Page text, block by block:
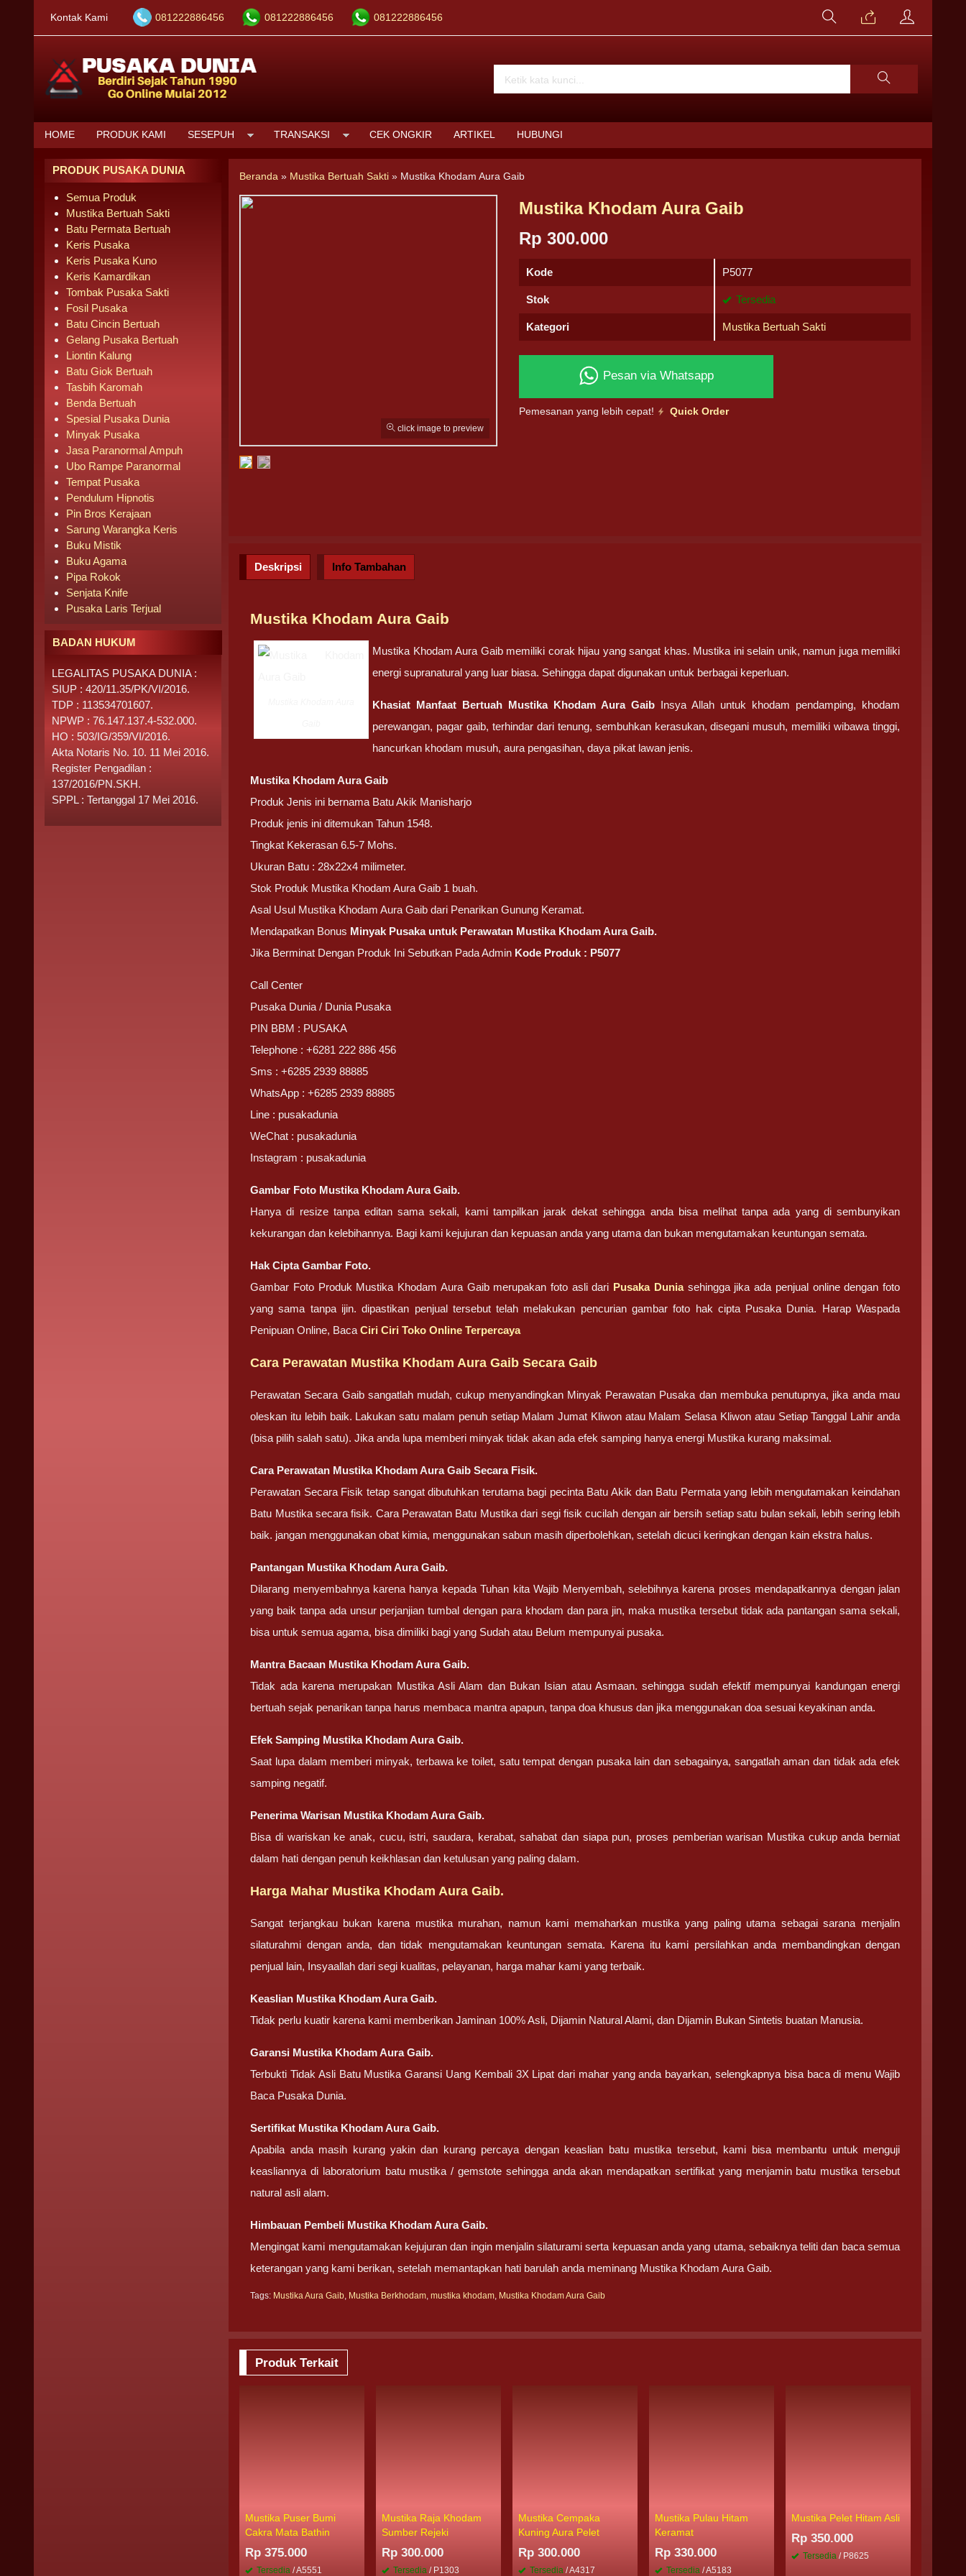
Kontak Kami 081222886456 081222886456 081222886456
HOME PRODUK KAMI SESEPUH TRANSAKSI CEK ONGKIR ARTIKEL HUBUNGI
Beranda » Mustika Bertuah Sakti » Mustika Khodam Aura Gaib
click image to preview
Mustika Khodam Aura Gaib
Rp 300.000
Kode P5077
Stok Tersedia
Kategori Mustika Bertuah Sakti
Pesan via Whatsapp
Pemesanan yang lebih cepat! Quick Order
Deskripsi Info Tambahan
Mustika Khodam Aura Gaib
Mustika Khodam Aura Gaib memiliki corak hijau yang sangat khas. Mustika ini selain unik, namun juga memiliki
energi supranatural yang luar biasa. Sehingga dapat digunakan untuk berbagai keperluan.
Khasiat Manfaat Bertuah Mustika Khodam Aura Gaib Insya Allah untuk khodam pendamping, khodam
perewangan, pagar gaib, terhindar dari tenung, sembuhkan kerasukan, disegani musuh, memiliki wibawa tinggi,
hancurkan khodam musuh, aura pengasihan, daya pikat lawan jenis.
Mustika Khodam Aura Gaib
Produk Jenis ini bernama Batu Akik Manisharjo
Produk jenis ini ditemukan Tahun 1548.
Tingkat Kekerasan 6.5-7 Mohs.
Ukuran Batu : 28x22x4 milimeter.
Stok Produk Mustika Khodam Aura Gaib 1 buah.
Asal Usul Mustika Khodam Aura Gaib dari Penarikan Gunung Keramat.
Mendapatkan Bonus Minyak Pusaka untuk Perawatan Mustika Khodam Aura Gaib.
Jika Berminat Dengan Produk Ini Sebutkan Pada Admin Kode Produk : P5077
Call Center
Pusaka Dunia / Dunia Pusaka
PIN BBM : PUSAKA
Telephone : +6281 222 886 456
Sms : +6285 2939 88885
WhatsApp : +6285 2939 88885
Line : pusakadunia
WeChat : pusakadunia
Instagram : pusakadunia
Gambar Foto Mustika Khodam Aura Gaib.
Hanya di resize tanpa editan sama sekali, kami tampilkan jarak dekat sehingga anda bisa melihat tanpa ada yang di sembunyikan
kekurangan dan kelebihannya. Bagi kami kejujuran dan kepuasan anda yang utama dan bukan mengutamakan keuntungan semata.
Hak Cipta Gambar Foto.
Gambar Foto Produk Mustika Khodam Aura Gaib merupakan foto asli dari Pusaka Duniasehingga jika ada penjual online dengan foto
yang sama tanpa ijin. dipastikan penjual tersebut telah melakukan pencurian gambar foto hak cipta Pusaka Dunia. Harap Waspada
Penipuan Online, BacaCiri Ciri Toko Online Terpercaya
Cara Perawatan Mustika Khodam Aura Gaib Secara Gaib
Perawatan Secara Gaib sangatlah mudah, cukup menyandingkan Minyak Perawatan Pusaka dan membuka penutupnya, jika anda mau
oleskan itu lebih baik. Lakukan satu malam penuh setiap Malam Jumat Kliwon atau Malam Selasa Kliwon atau Setiap Tanggal Lahir anda
(bisa pilih salah satu). Jika anda lupa memberi minyak tidak akan ada efek samping hanya energi Mustika kurang maksimal.
Cara Perawatan Mustika Khodam Aura Gaib Secara Fisik.
Perawatan Secara Fisik tetap sangat dibutuhkan terutama bagi pecinta Batu Akik dan Batu Permata yang lebih mengutamakan keindahan
Batu Mustika secara fisik. Cara Perawatan Batu Mustika dari segi fisik cucilah dengan air bersih setiap satu bulan sekali, lebih sering lebih
baik. jangan menggunakan obat kimia, menggunakan sabun masih diperbolehkan, setelah dicuci keringkan dengan kain ekstra halus.
Pantangan Mustika Khodam Aura Gaib.
Dilarang menyembahnya karena hanya kepada Tuhan kita Wajib Menyembah, selebihnya karena proses mendapatkannya dengan jalan
yang baik tanpa ada unsur perjanjian tumbal dengan para khodam dan para jin, maka mustika tersebut tidak ada pantangan sama sekali,
bisa untuk semua agama, bisa dimiliki bagi yang Sudah atau Belum mempunyai pusaka.
Mantra Bacaan Mustika Khodam Aura Gaib.
Tidak ada karena merupakan Mustika Asli Alam dan Bukan Isian atau Asmaan. sehingga sudah efektif mempunyai kandungan energi
bertuah sejak penarikan tanpa harus membaca mantra apapun, tanpa doa khusus dan jika menggunakan doa sesuai keyakinan anda.
Efek Samping Mustika Khodam Aura Gaib.
Saat lupa dalam memberi minyak, terbawa ke toilet, satu tempat dengan pusaka lain dan sebagainya, sangatlah aman dan tidak ada efek
samping negatif.
Penerima Warisan Mustika Khodam Aura Gaib.
Bisa di wariskan ke anak, cucu, istri, saudara, kerabat, sahabat dan siapa pun, proses pemberian warisan Mustika cukup anda berniat
dalam hati dengan penuh keikhlasan dan ketulusan yang paling dalam.
Harga Mahar Mustika Khodam Aura Gaib.
Sangat terjangkau bukan karena mustika murahan, namun kami memaharkan mustika yang paling utama sebagai sarana menjalin
silaturahmi dengan anda, dan tidak mengutamakan keuntungan semata. Karena itu kami persilahkan anda membandingkan dengan
penjual lain, Insyaallah dari segi kualitas, pelayanan, harga mahar kami yang terbaik.
Keaslian Mustika Khodam Aura Gaib.
Tidak perlu kuatir karena kami memberikan Jaminan 100% Asli, Dijamin Natural Alami, dan Dijamin Bukan Sintetis buatan Manusia.
Garansi Mustika Khodam Aura Gaib.
Terbukti Tidak Asli Batu Mustika Garansi Uang Kembali 3X Lipat dari mahar yang anda bayarkan, selengkapnya bisa baca di menu Wajib
Baca Pusaka Dunia.
Sertifikat Mustika Khodam Aura Gaib.
Apabila anda masih kurang yakin dan kurang percaya dengan keaslian batu mustika tersebut, kami bisa membantu untuk menguji
keasliannya di laboratorium batu mustika / gemstote sehingga anda akan mendapatkan sertifikat yang menjamin batu mustika tersebut
natural asli alam.
Himbauan Pembeli Mustika Khodam Aura Gaib.
Mengingat kami mengutamakan kejujuran dan ingin menjalin silaturami serta kepuasan anda yang utama, sebaiknya teliti dan baca semua
keterangan yang kami berikan, setelah memantapkan hati barulah anda meminang Mustika Khodam Aura Gaib.
Tags: Mustika Aura Gaib, Mustika Berkhodam,mustika khodam, Mustika Khodam Aura Gaib
Produk Terkait
Mustika Puser Bumi
Cakra Mata Bathin
Rp 375.000
Tersedia / A5551
Mustika Raja Khodam
Sumber Rejeki
Rp 300.000
Tersedia / P1303
Mustika Cempaka
Kuning Aura Pelet
Rp 300.000
Tersedia / A4317
Mustika Pulau Hitam
Keramat
Rp 330.000
Tersedia / A5183
Mustika Pelet Hitam Asli
Rp 350.000
Tersedia / P8625
PRODUK PUSAKA DUNIA
Semua Produk
Mustika Bertuah Sakti
Batu Permata Bertuah
Keris Pusaka
Keris Pusaka Kuno
Keris Kamardikan
Tombak Pusaka Sakti
Fosil Pusaka
Batu Cincin Bertuah
Gelang Pusaka Bertuah
Liontin Kalung
Batu Giok Bertuah
Tasbih Karomah
Benda Bertuah
Spesial Pusaka Dunia
Minyak Pusaka
Jasa Paranormal Ampuh
Ubo Rampe Paranormal
Tempat Pusaka
Pendulum Hipnotis
Pin Bros Kerajaan
Sarung Warangka Keris
Buku Mistik
Buku Agama
Pipa Rokok
Senjata Knife
Pusaka Laris Terjual
BADAN HUKUM
LEGALITAS PUSAKA DUNIA :
SIUP : 420/11.35/PK/VI/2016.
TDP : 113534701607.
NPWP : 76.147.137.4-532.000.
HO : 503/IG/359/VI/2016.
Akta Notaris No. 10. 11 Mei 2016.
Register Pengadilan :
137/2016/PN.SKH.
SPPL : Tertanggal 17 Mei 2016.